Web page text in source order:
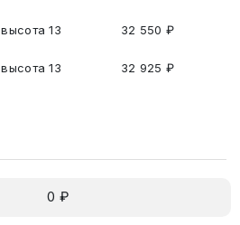
высота 13 32 550 ₽
высота 13 32 925 ₽
0 ₽